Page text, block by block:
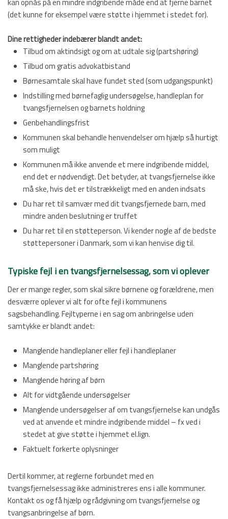
(det kunne for eksempel være støtte i hjemmet i stedet for).
Dine rettigheder indebærer blandt andet:
​Tilbud om aktindsigt og om at udtale sig (partshøring)
​Tilbud om gratis advokatbistand
​Børnesamtale skal have fundet sted (som udgangspunkt)
​Indstilling med børnefaglig undersøgelse, handleplan for
tvangsfjernelsen og barnets holdning
​Genbehandlingsfrist
​Kommunen skal behandle henvendelser om hjælp så hurtigt
som muligt
​Kommunen må ikke anvende et mere indgribende middel,
end det er nødvendigt. Det betyder, at tvangsfjernelse ikke
må ske, hvis det er tilstrækkeligt med en anden indsats
​Du har ret til samvær med dit tvangsfjernede barn, med
mindre anden beslutning er truffet
​Du har ret til en støtteperson. Vi kender nogle af de bedste
støttepersoner i Danmark, som vi kan henvise dig til.
Typiske fejl i en tvangsfjernelsessag, som vi oplever
Der er mange regler, som skal sikre børnene og forældrene, men
desværre oplever vi alt for ofte fejl i kommunens
sagsbehandling. Fejltyperne i en sag om anbringelse uden
samtykke er blandt andet:
​Manglende handleplaner eller fejl i handleplaner
​Manglende partshøring
​Manglende høring af børn
​Alt for vidtgående undersøgelser
​Manglende undersøgelser af om tvangsfjernelse kan undgås
ved at anvende et mindre indgribende middel – fx ved i
stedet at give støtte i hjemmet el.lign.
​Faktuelt forkerte oplysninger
Dertil kommer, at reglerne forbundet med en
tvangsfjernelsessag ikke administreres ens i alle kommuner.
Kontakt os og få hjælp og rådgivning om tvangsfjernelse og
tvangsanbringelse af børn.